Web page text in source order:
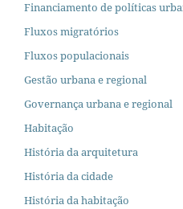
Financiamento de políticas
Fluxos migratórios
Fluxos populacionais
Gestão urbana e regional
Governança urbana e regional
Habitação
História da arquitetura
História da cidade
História da habitação